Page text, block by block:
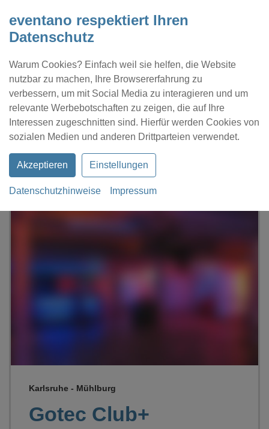
eventano respektiert Ihren
Datenschutz
Warum Cookies? Einfach weil sie helfen, die Website
nutzbar zu machen, Ihre Browsererfahrung zu
verbessern, um mit Social Media zu interagieren und um
relevante Werbebotschaften zu zeigen, die auf Ihre
Interessen zugeschnitten sind. Hierfür werden Cookies von
sozialen Medien und anderen Drittparteien verwendet.
Akzeptieren Einstellungen
Datenschutzhinweise Impressum
Kontakt Location eintragen Profil
Gotec Club+
Gotec Club+
Karlsruhe - Mühlburg